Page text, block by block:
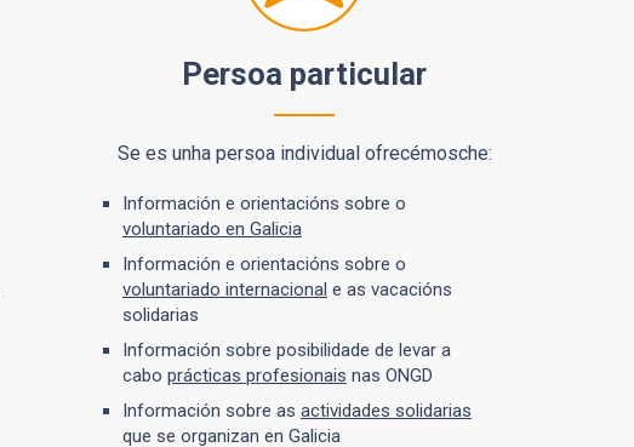
Persoa particular
Se es unha persoa individual ofrecémosche:
Información e orientacións sobre o
voluntariado en Galicia
Información e orientacións sobre o
voluntariado internacional e as vacacións
solidarias
Información sobre posibilidade de levar a
cabo prácticas profesionais nas ONGD
Información sobre as actividades solidarias
que se organizan en Galicia